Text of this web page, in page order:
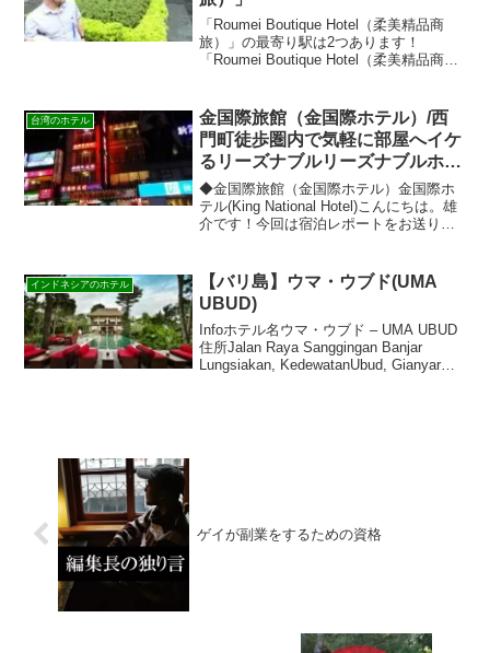
「Roumei Boutique Hotel（柔美精品商
旅）」の最寄り駅は2つあります！
「Roumei Boutique Hotel（柔美精品商
いうものではありません。...
台湾のホテル
金国際旅館（金国際ホテル）/西
門町徒歩圏内で気軽に部屋へイケ
るリーズナブルリーズナブルホテ
ル
◆金国際旅館（金国際ホテル）金国際ホ
テル(King National Hotel)こんにちは。雄
介です！今回は宿泊レポートをお送りい
さい。アクセス台北市万華区西寧南路1...
インドネシアのホテル
【バリ島】ウマ・ウブド(UMA
UBUD)
Infoホテル名ウマ・ウブド – UMA UBUD
住所Jalan Raya Sanggingan Banjar
Lungsiakan, KedewatanUbud, Gianyar
ゲイが副業をするための資格